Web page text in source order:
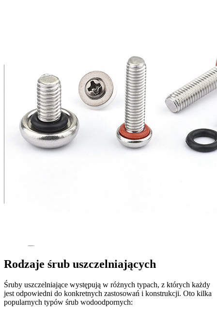
Rodzaje śrub uszczelniających
Śruby uszczelniające występują w różnych typach, z których każdy
jest odpowiedni do konkretnych zastosowań i konstrukcji. Oto kilka
popularnych typów śrub wodoodpornych: